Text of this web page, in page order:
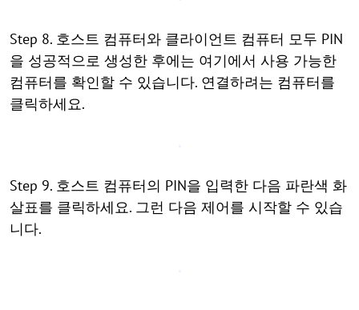
Step 8. 호스트 컴퓨터와 클라이언트 컴퓨터 모두 PIN
을 성공적으로 생성한 후에는 여기에서 사용 가능한
컴퓨터를 확인할 수 있습니다. 연결하려는 컴퓨터를
클릭하세요.
Step 9. 호스트 컴퓨터의 PIN을 입력한 다음 파란색 화
살표를 클릭하세요. 그런 다음 제어를 시작할 수 있습
니다.